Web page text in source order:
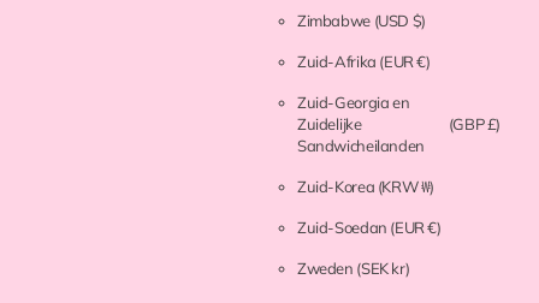
Zimbabwe (USD $)
Zuid-Afrika (EUR €)
Zuid-Georgia en
Zuidelijke
Sandwicheilanden
(GBP £)
Zuid-Korea (KRW ₩)
Zuid-Soedan (EUR €)
Zweden (SEK kr)